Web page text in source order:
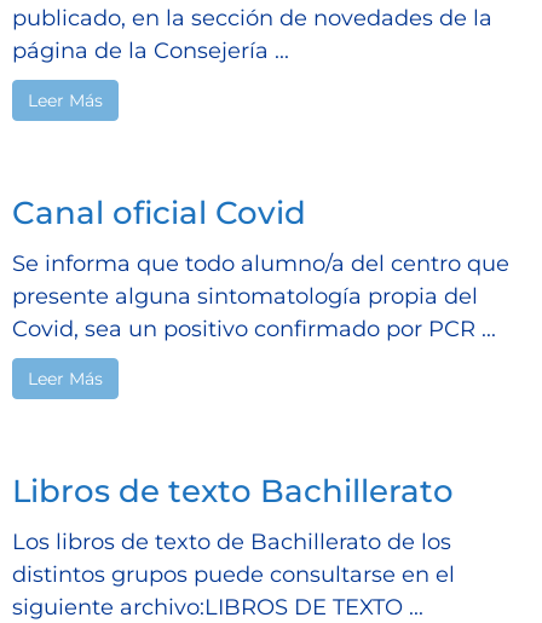
publicado, en la sección de novedades de la
página de la Consejería ...
Leer Más
Canal oficial Covid
Se informa que todo alumno/a del centro que
presente alguna sintomatología propia del
Covid, sea un positivo confirmado por PCR ...
Leer Más
Libros de texto Bachillerato
Los libros de texto de Bachillerato de los
distintos grupos puede consultarse en el
siguiente archivo:LIBROS DE TEXTO ...